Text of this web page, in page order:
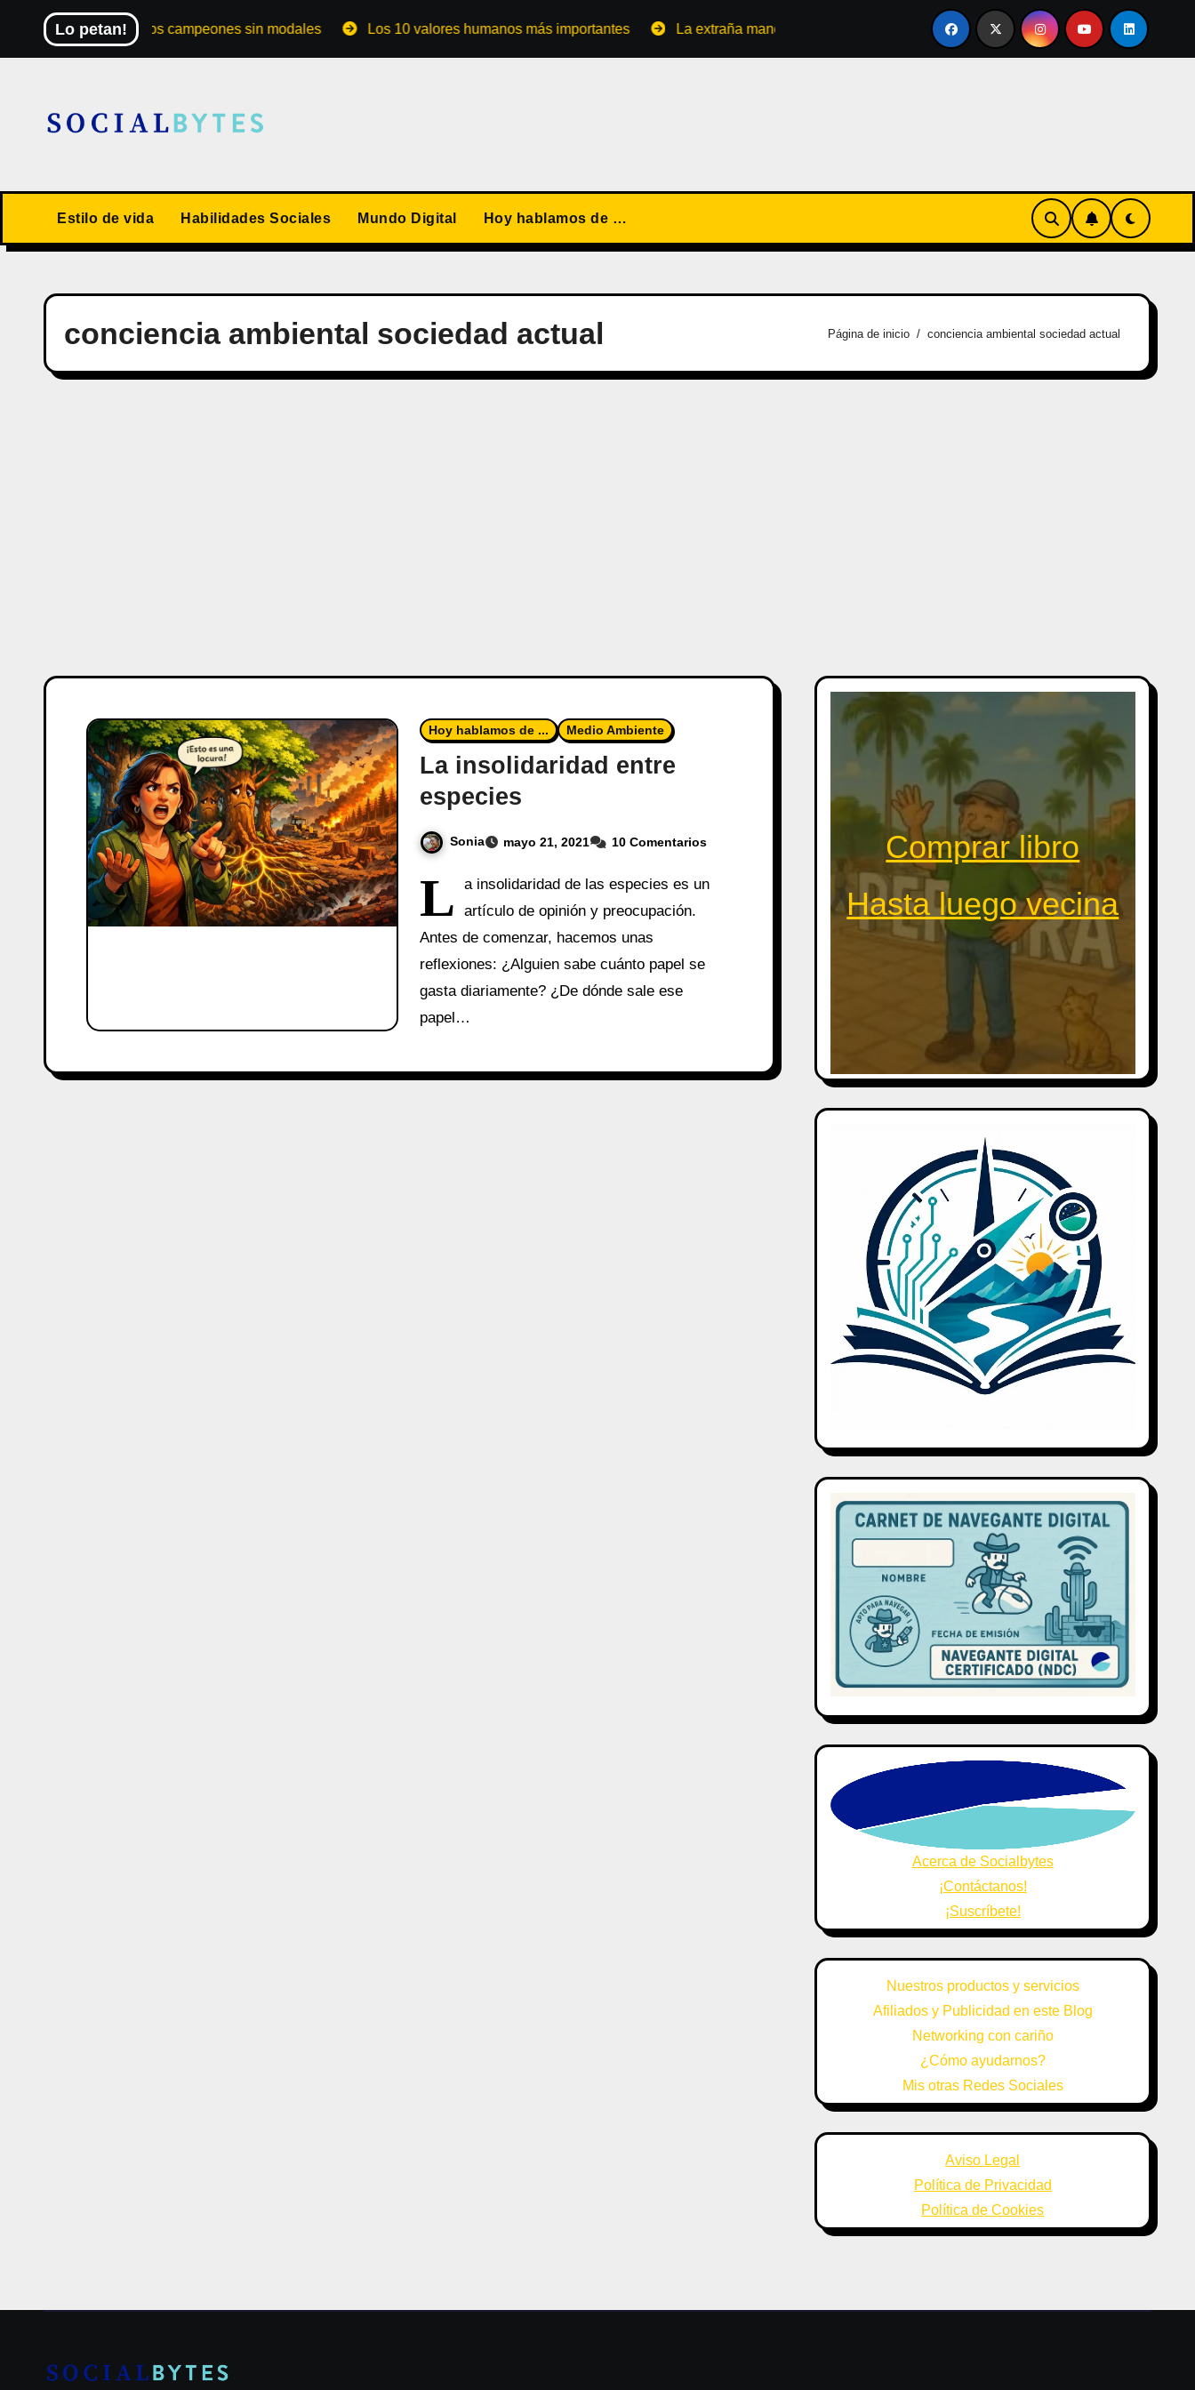
contenido
Lo petan!
El Mundial de los campeones sin modales Los 10 valores humanos más importantes La extraña manera de convertirse en familia El primer tour de la India Chiquitina
Estilo de vida Habilidades Sociales Mundo Digital Hoy hablamos de …
conciencia ambiental sociedad actual Página de inicio conciencia ambiental sociedad actual
Hoy hablamos de ... Medio Ambiente
La insolidaridad entre
especies
Sonia mayo 21, 2021 10 Comentarios
L
a insolidaridad de las especies es un
artículo de opinión y preocupación.
Antes de comenzar, hacemos unas
reflexiones: ¿Alguien sabe cuánto papel se
gasta diariamente? ¿De dónde sale ese
papel…
Comprar libro
Hasta luego vecina
Acerca de Socialbytes
¡Contáctanos!
¡Suscríbete!
Nuestros productos y servicios
Afiliados y Publicidad en este Blog
Networking con cariño
¿Cómo ayudarnos?
Mis otras Redes Sociales
Aviso Legal
Política de Privacidad
Política de Cookies